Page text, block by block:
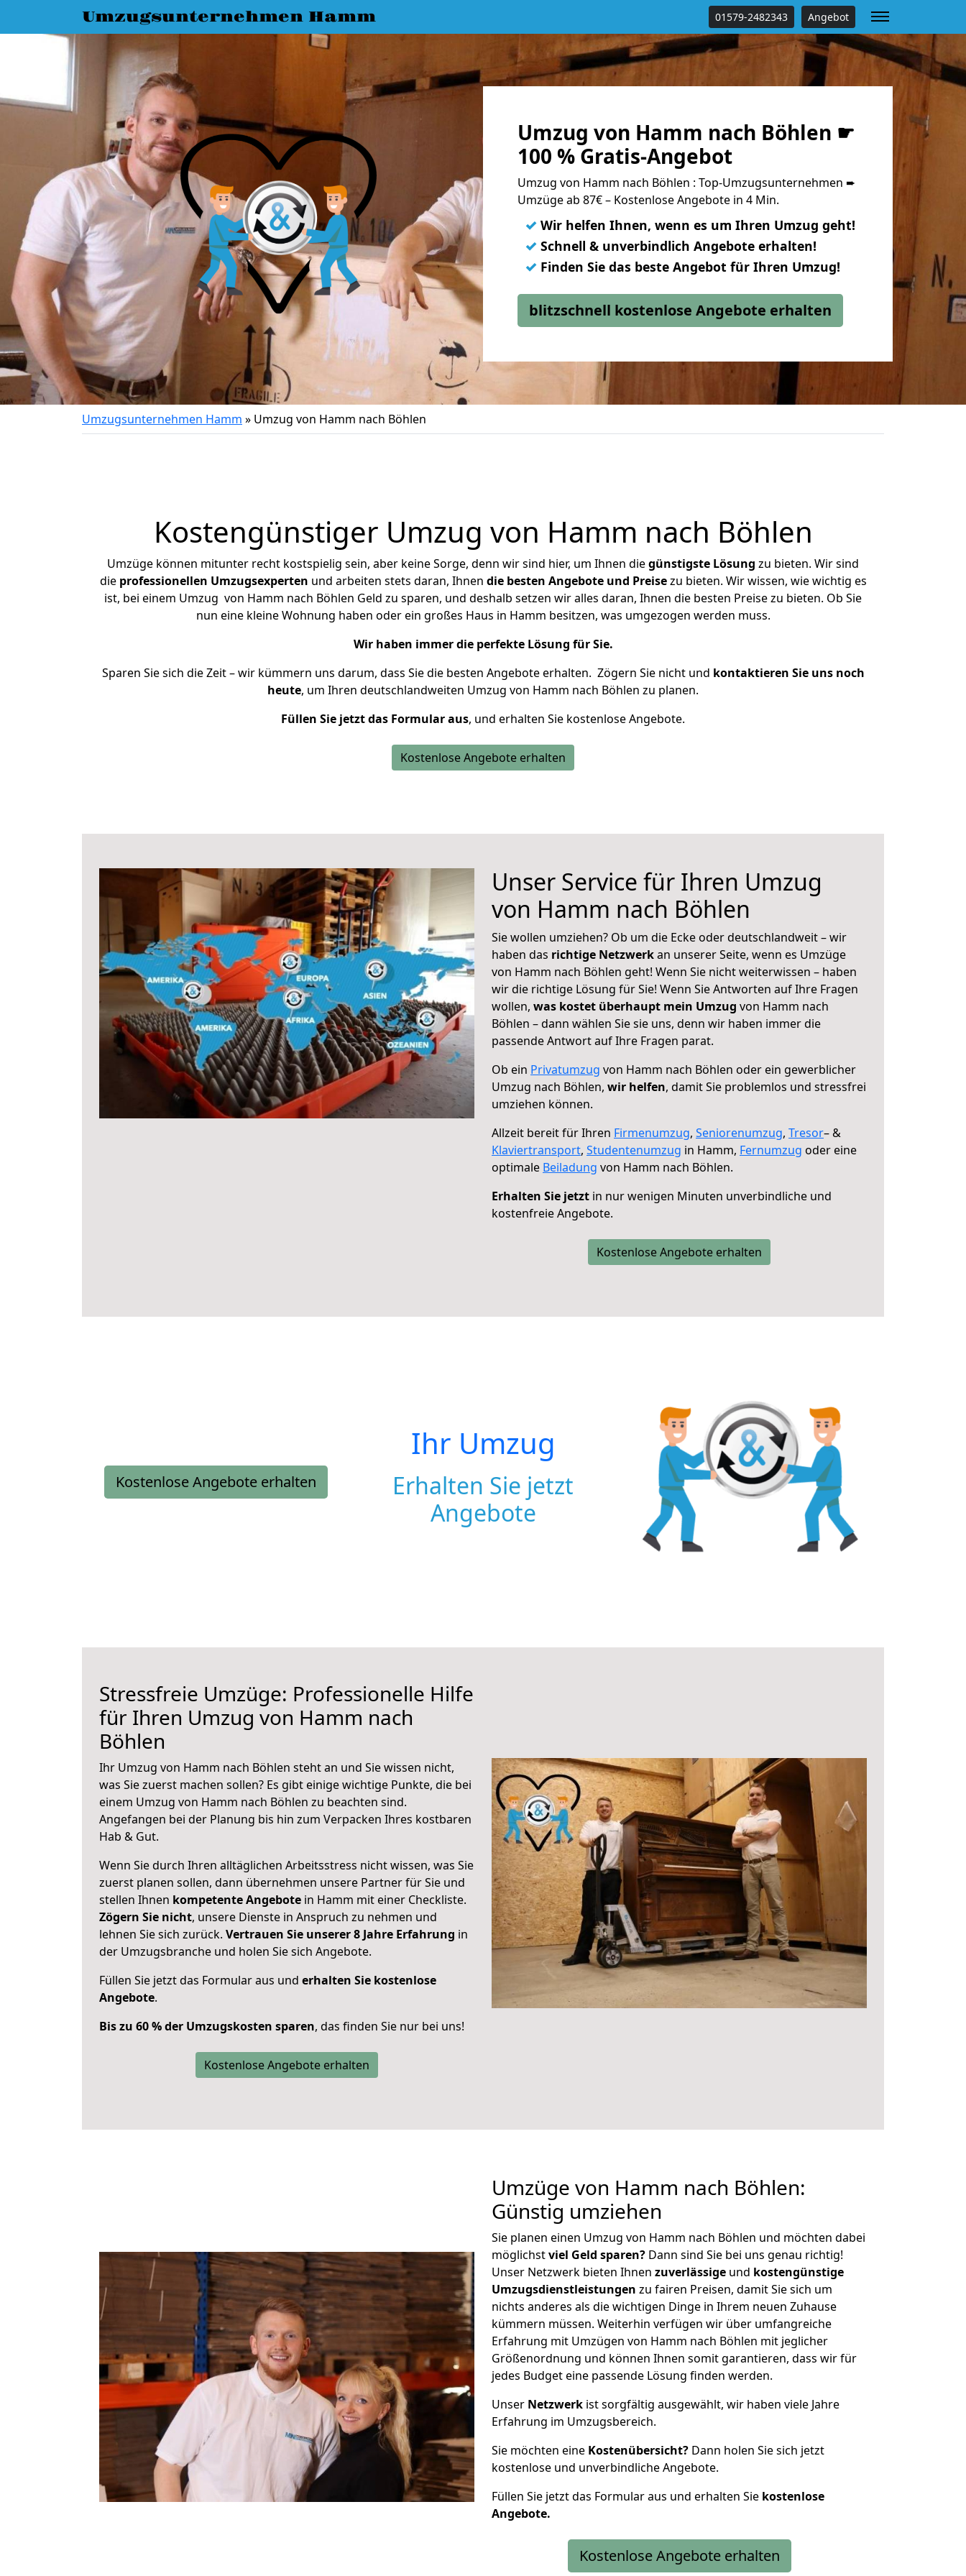
Umzugsunternehmen Hamm 01579-2482343 Angebot
Umzug von Hamm nach Böhlen ☛
100 % Gratis-Angebot
Umzug von Hamm nach Böhlen : Top-Umzugsunternehmen ➨
Umzüge ab 87€ – Kostenlose Angebote in 4 Min.
✓ Wir helfen Ihnen, wenn es um Ihren Umzug geht!
✓ Schnell & unverbindlich Angebote erhalten!
✓ Finden Sie das beste Angebot für Ihren Umzug!
blitzschnell kostenlose Angebote erhalten
Umzugsunternehmen Hamm » Umzug von Hamm nach Böhlen
Kostengünstiger Umzug von Hamm nach Böhlen
Umzüge können mitunter recht kostspielig sein, aber keine Sorge, denn wir sind hier, um Ihnen diegünstigste Lösung zu bieten. Wir sind
die professionellen Umzugsexperten und arbeiten stets daran, Ihnen die besten Angebote und Preisezu bieten. Wir wissen, wie wichtig es
ist, bei einem Umzug von Hamm nach Böhlen Geld zu sparen, und deshalb setzen wir alles daran, Ihnen die besten Preise zu bieten. Ob Sie
nun eine kleine Wohnung haben oder ein großes Haus in Hamm besitzen, was umgezogen werden muss.
Wir haben immer die perfekte Lösung für Sie.
Sparen Sie sich die Zeit – wir kümmern uns darum, dass Sie die besten Angebote erhalten. Zögern Sie nicht und kontaktieren Sie uns noch
heute, um Ihren deutschlandweiten Umzug von Hamm nach Böhlen zu planen.
Füllen Sie jetzt das Formular aus, und erhalten Sie kostenlose Angebote.
Kostenlose Angebote erhalten
Unser Service für Ihren Umzug
von Hamm nach Böhlen
Sie wollen umziehen? Ob um die Ecke oder deutschlandweit – wir
haben das richtige Netzwerkan unserer Seite, wenn es Umzüge
von Hamm nach Böhlen geht! Wenn Sie nicht weiterwissen – haben
wir die richtige Lösung für Sie! Wenn Sie Antworten auf Ihre Fragen
wollen, was kostet überhaupt mein Umzug von Hamm nach
Böhlen – dann wählen Sie sie uns, denn wir haben immer die
passende Antwort auf Ihre Fragen parat.
Ob ein Privatumzug von Hamm nach Böhlen oder ein gewerblicher
Umzug nach Böhlen, wir helfen, damit Sie problemlos und stressfrei
umziehen können.
Allzeit bereit für Ihren Firmenumzug, Seniorenumzug, Tresor– &
Klaviertransport, Studentenumzug in Hamm, Fernumzug oder eine
optimale Beiladung von Hamm nach Böhlen.
Erhalten Sie jetzt in nur wenigen Minuten unverbindliche und
kostenfreie Angebote.
Kostenlose Angebote erhalten
Kostenlose Angebote erhalten
Ihr Umzug
Erhalten Sie jetzt
Angebote
Stressfreie Umzüge: Professionelle Hilfe
für Ihren Umzug von Hamm nach
Böhlen
Ihr Umzug von Hamm nach Böhlen steht an und Sie wissen nicht,
was Sie zuerst machen sollen? Es gibt einige wichtige Punkte, die bei
einem Umzug von Hamm nach Böhlen zu beachten sind.
Angefangen bei der Planung bis hin zum Verpacken Ihres kostbaren
Hab & Gut.
Wenn Sie durch Ihren alltäglichen Arbeitsstress nicht wissen, was Sie
zuerst planen sollen, dann übernehmen unsere Partner für Sie und
stellen Ihnen kompetente Angebote in Hamm mit einer Checkliste.
Zögern Sie nicht, unsere Dienste in Anspruch zu nehmen und
lehnen Sie sich zurück. Vertrauen Sie unserer 8 Jahre Erfahrung in
der Umzugsbranche und holen Sie sich Angebote.
Füllen Sie jetzt das Formular aus und erhalten Sie kostenlose
Angebote.
Bis zu 60 % der Umzugskosten sparen, das finden Sie nur bei uns!
Kostenlose Angebote erhalten
Umzüge von Hamm nach Böhlen:
Günstig umziehen
Sie planen einen Umzug von Hamm nach Böhlen und möchten dabei
möglichstviel Geld sparen? Dann sind Sie bei uns genau richtig!
Unser Netzwerk bieten Ihnen zuverlässige und kostengünstige
Umzugsdienstleistungen zu fairen Preisen, damit Sie sich um
nichts anderes als die wichtigen Dinge in Ihrem neuen Zuhause
kümmern müssen. Weiterhin verfügen wir über umfangreiche
Erfahrung mit Umzügen von Hamm nach Böhlen mit jeglicher
Größenordnung und können Ihnen somit garantieren, dass wir für
jedes Budget eine passende Lösung finden werden.
Unser Netzwerk ist sorgfältig ausgewählt, wir haben viele Jahre
Erfahrung im Umzugsbereich.
Sie möchten eine Kostenübersicht? Dann holen Sie sich jetzt
kostenlose und unverbindliche Angebote.
Füllen Sie jetzt das Formular aus und erhalten Sie kostenlose
Angebote.
Kostenlose Angebote erhalten